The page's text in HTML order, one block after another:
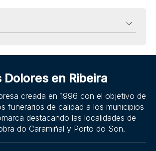
Dolores en Ribeira
creada en 1996 con el objetivo de
funerarios de calidad a los municipios
destacando las localidades de
do Caramiñal y Porto do Son.